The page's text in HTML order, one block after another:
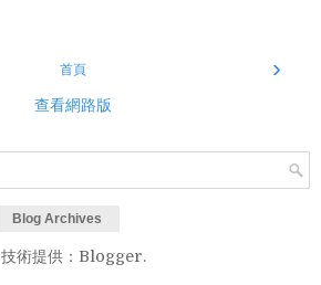
›
首頁
查看網路版
Blog Archives
技術提供： Blogger.